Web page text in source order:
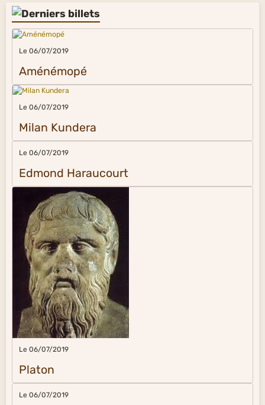
Le 06/07/2019
Aménémopé
Le 06/07/2019
Milan Kundera
Le 06/07/2019
Edmond Haraucourt
Le 06/07/2019
Platon
Le 06/07/2019